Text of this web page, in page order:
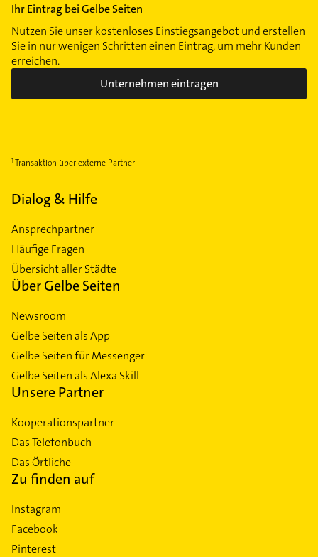
Ihr Eintrag bei Gelbe Seiten
Nutzen Sie unser kostenloses Einstiegsangebot und erstellen
Sie in nur wenigen Schritten einen Eintrag, um mehr Kunden
erreichen.
Unternehmen eintragen
Transaktion über externe Partner
Dialog & Hilfe
Ansprechpartner
Häufige Fragen
Übersicht aller Städte
Über Gelbe Seiten
Newsroom
Gelbe Seiten als App
Gelbe Seiten für Messenger
Gelbe Seiten als Alexa Skill
Unsere Partner
Kooperationspartner
Das Telefonbuch
Das Örtliche
Zu finden auf
Instagram
Facebook
Pinterest